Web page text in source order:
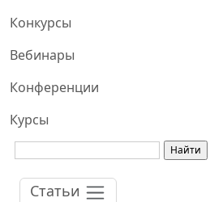
Конкурсы
Вебинары
Конференции
Курсы
Статьи